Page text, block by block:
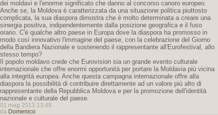
dei moldavi e l'enorme significato che danno al concorso canoro europeo.
Anche se, la Moldova è caratterizzata da una situazione politica piuttosto
complicata, la sua diaspora dimostra che è molto determinata a creare una
sinergia positiva, indipendentemente dalla posizione geografica e il fuso
orario. C'è qualche altro paese in Europa dove la diaspora ha promosso in
modo così innovativo l'immagine del paese, con la celebrazione del Giorno
della Bandiera Nazionale e sostenendo il rappresentante all'Eurofestival, allo
stesso tempo?
Il popolo moldavo crede che Eurovision sia un grande evento culturale
internazionale che offre enormi opportunità per portare la Moldavia più vicina
alla integrità europea. Anche questa campagna internazionale offre alla
diaspora la possibilità di contribuire direttamente ad un valore più alto di
rappresentante della Repubblica Moldova e per la promozione dell'identità
nazionale e culturale del paese.
01 mag 2013 13:49
da Domenico